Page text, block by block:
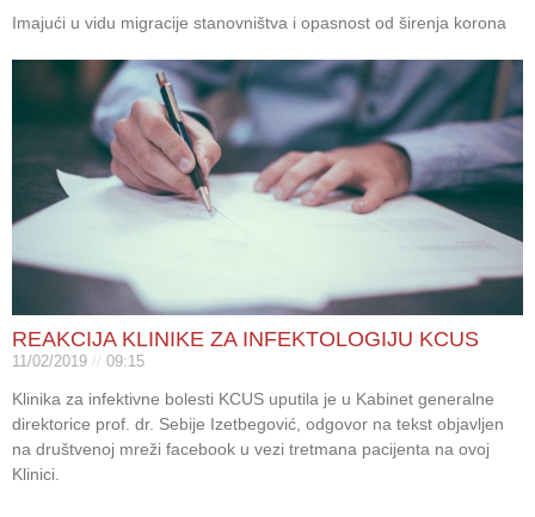
Imajući u vidu migracije stanovništva i opasnost od širenja korona
REAKCIJA KLINIKE ZA INFEKTOLOGIJU KCUS
11/02/2019 09:15
Klinika za infektivne bolesti KCUS uputila je u Kabinet generalne
direktorice prof. dr. Sebije Izetbegović, odgovor na tekst objavljen
na društvenoj mreži facebook u vezi tretmana pacijenta na ovoj
Klinici.